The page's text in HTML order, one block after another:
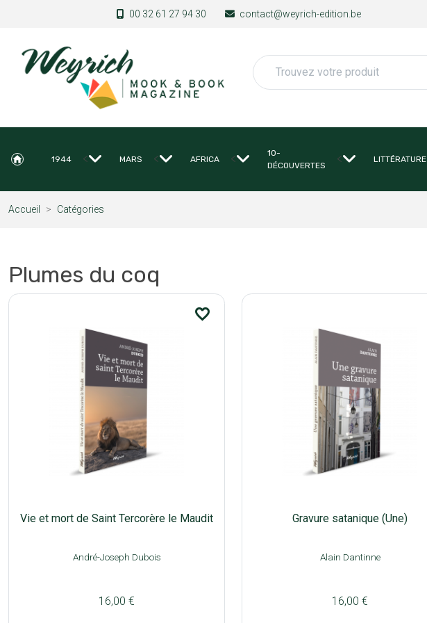
Aller au contenu principal 00 32 61 27 94 30 contact@weyrich-edition.be
Rechercher
1944 < MARS < AFRICA <
10-
DÉCOUVERTES
< LITTÉRATURE
Accueil Catégories
Plumes du coq
favorite_border
Vie et mort de Saint Tercorère le Maudit
André-Joseph Dubois
16,00 €
Gravure satanique (Une)
Alain Dantinne
16,00 €